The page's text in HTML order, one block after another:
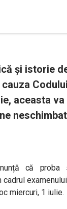
și istorie
aceasta
că
miercuri, 1 iulie.